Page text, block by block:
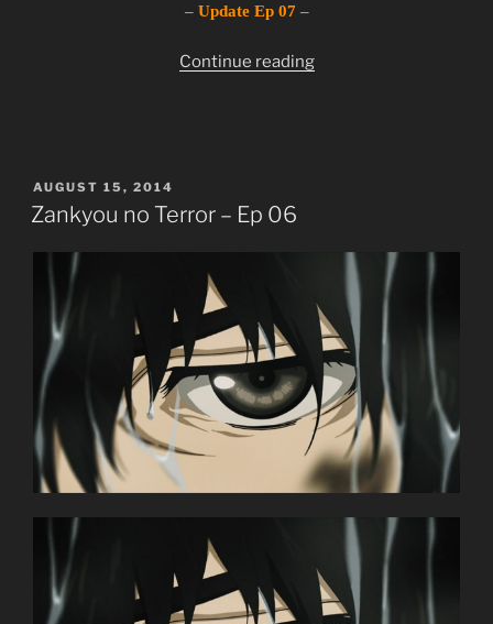
JJ-Channel
Giới thiệu nội dung:
Zankyou no Terror
Terror in Resonance
残響のテロル
TV Series
– Update Ep 07 –
Continue reading“Zankyou
POSTED
ON
AUGUST 15, 2014
Zankyou no Terror – Ep 06